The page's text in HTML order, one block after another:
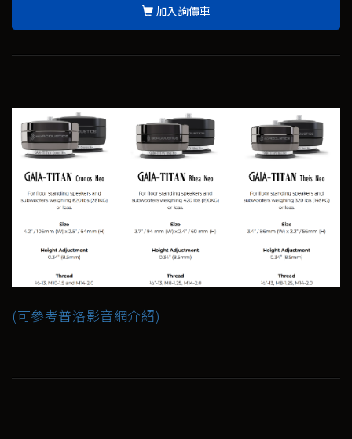
加入詢價車
(可參考普洛影音網介紹)